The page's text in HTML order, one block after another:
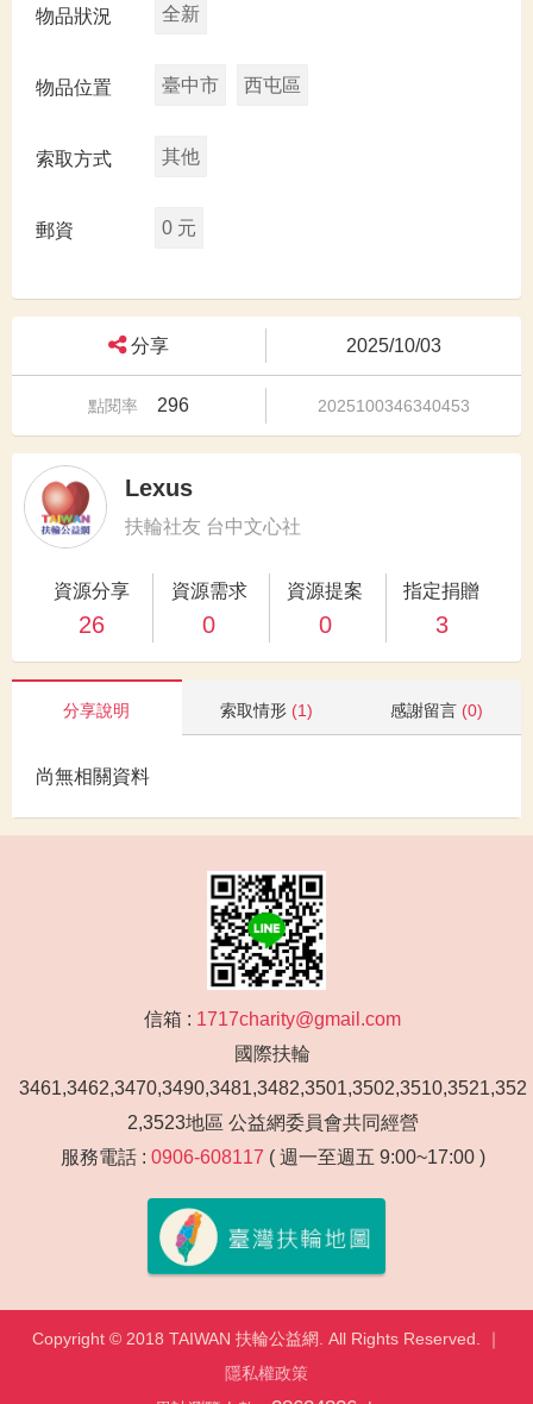
物品狀況 全新
物品位置 臺中市 西屯區
索取方式 其他
郵資 0 元
分享 2025/10/03
點閱率 296 2025100346340453
Lexus
扶輪社友 台中文心社
資源分享
26
資源需求
0
資源提案
0
指定捐贈
3
分享說明 索取情形 (1) 感謝留言 (0)
尚無相關資料
信箱 : 1717charity@gmail.com
國際扶輪
3461,3462,3470,3490,3481,3482,3501,3502,3510,3521,352
2,3523地區 公益網委員會共同經營
服務電話 : 0906-608117 ( 週一至週五 9:00~17:00 )
Copyright © 2018 TAIWAN 扶輪公益網. All Rights Reserved. ｜
隱私權政策